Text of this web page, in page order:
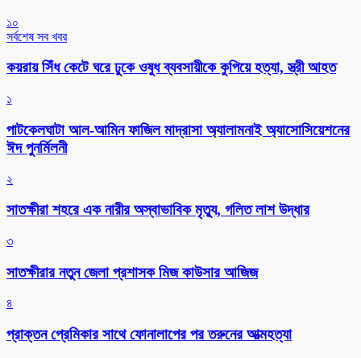
১০
সর্বশেষ সব খবর
কয়রায় সিঁধ কেটে ঘরে ঢুকে ওষুধ ব্যবসায়ীকে কুপিয়ে হত্যা, স্ত্রী আহত
১
পাটকেলঘাটা আল-আমিন ফাজিল মাদ্রাসা অ্যালামনাই অ্যাসোসিয়েশনের
ঈদ পুনর্মিলনী
২
সাতক্ষীরা শহরে এক নারীর অস্বাভাবিক মৃত্যু, গলিত লাশ উদ্ধার
৩
সাতক্ষীরার নতুন জেলা প্রশাসক মিজ কাউসার আজিজ
৪
প্রাক্তন প্রেমিকার সাথে ফোনালাপের পর তরুনের আত্মহত্যা